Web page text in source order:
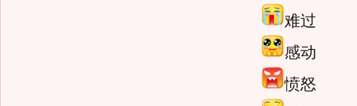
难过
感动
愤怒